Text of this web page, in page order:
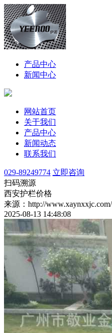
产品中心
新闻中心
网站首页
关于我们
产品中心
新闻动态
联系我们
029-89249774 立即咨询
扫码溯源
西安护栏价格
来源：http://
2025-08-13 14:48:08